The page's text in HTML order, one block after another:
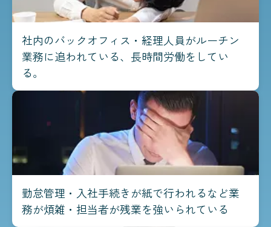
社内のバックオフィス・経理人員がルーチン
業務に追われている、長時間労働をしてい
る。
勤怠管理・入社手続きが紙で行われるなど業
務が煩雑・担当者が残業を強いられている